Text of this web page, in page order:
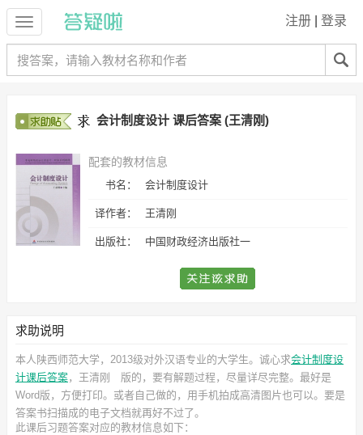
注册 登录
会计制度设计 课后答案 (王清刚)
配套的教材信息
书名： 会计制度设计
译作者： 王清刚
出版社： 中国财政经济出版社一
求助说明
本人陕西师范大学，2013级对外汉语专业的大学生。诚心求会计制度设
计课后答案，王清刚 版的，要有解题过程，尽量详尽完整。最好是
Word版，方便打印。或者自己做的，用手机拍成高清图片也可以。要是
答案书扫描成的电子文档就再好不过了。
此课后习题答案对应的教材信息如下：